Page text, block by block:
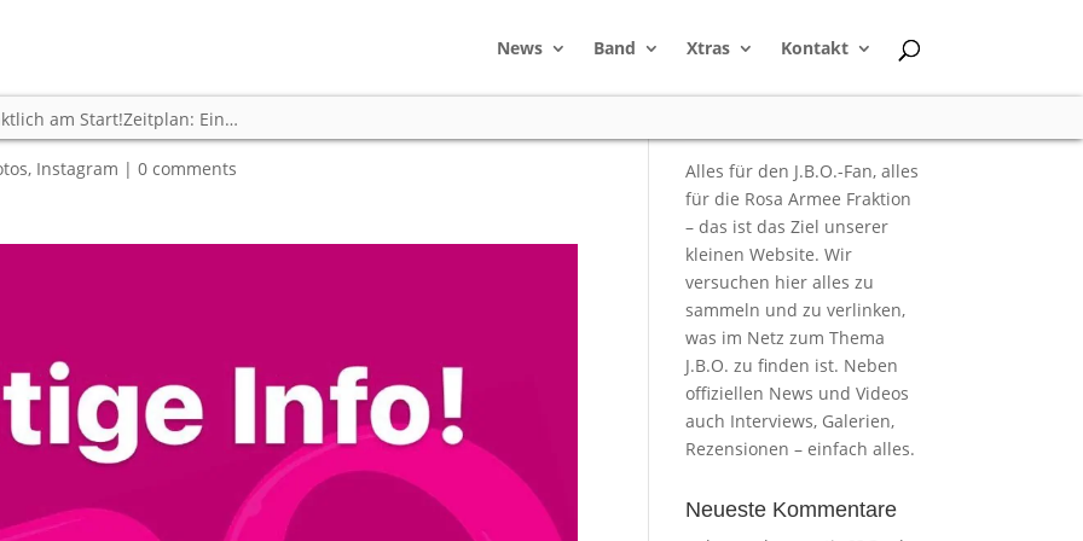
News Band Xtras Kontakt
am Start!Zeitplan: Ein…
morgen pünktlich am
, Instagram |0 comments
Alles für den J.B.O.-Fan, alles
für die Rosa Armee Fraktion
– das ist das Ziel unserer
kleinen Website. Wir
versuchen hier alles zu
sammeln und zu verlinken,
was im Netz zum Thema
J.B.O. zu finden ist. Neben
offiziellen News und Videos
auch Interviews, Galerien,
Rezensionen – einfach alles.
Neueste Kommentare